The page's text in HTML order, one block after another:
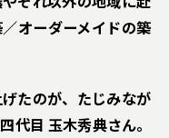
オーダーメイドの築
たのが、たじみなが
代目 玉木秀典さん。